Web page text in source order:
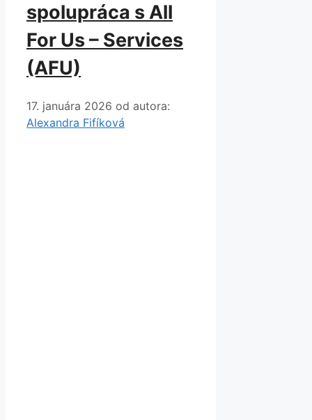
spolupráca s All
For Us – Services
(AFU)
17. januára 2026 od autora:
Alexandra Fifíková